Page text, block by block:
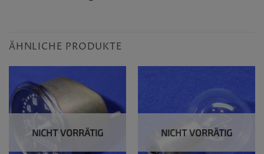
ÄHNLICHE PRODUKTE
NICHT VORRÄTIG NICHT VORRÄTIG